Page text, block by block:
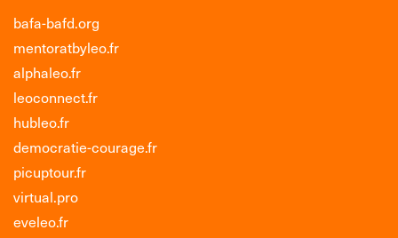
bafa-bafd.org
mentoratbyleo.fr
alphaleo.fr
leoconnect.fr
hubleo.fr
democratie-courage.fr
picuptour.fr
virtual.pro
eveleo.fr